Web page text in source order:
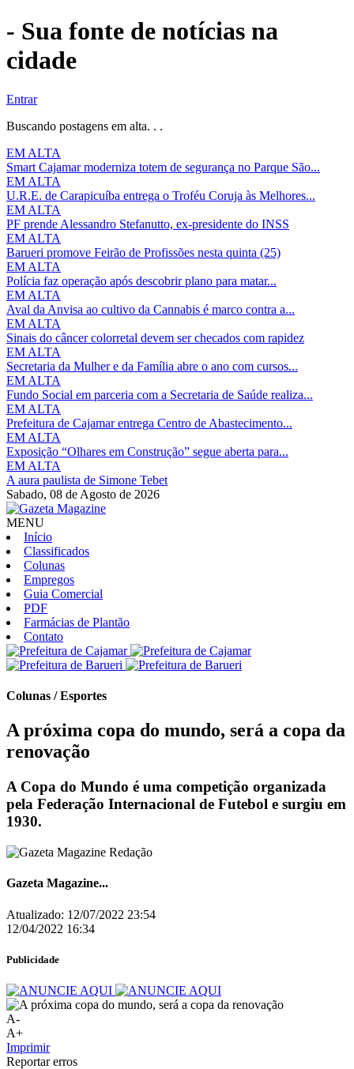
- Sua fonte de notícias na
cidade
Entrar
Buscando postagens em alta. . .
EM ALTA
Smart Cajamar moderniza totem de segurança no Parque São...
EM ALTA
U.R.E. de Carapicuíba entrega o Troféu Coruja às Melhores...
EM ALTA
PF prende Alessandro Stefanutto, ex-presidente do INSS
EM ALTA
Barueri promove Feirão de Profissões nesta quinta (25)
EM ALTA
Polícia faz operação após descobrir plano para matar...
EM ALTA
Aval da Anvisa ao cultivo da Cannabis é marco contra a...
EM ALTA
Sinais do câncer colorretal devem ser checados com rapidez
EM ALTA
Secretaria da Mulher e da Família abre o ano com cursos...
EM ALTA
Fundo Social em parceria com a Secretaria de Saúde realiza...
EM ALTA
Prefeitura de Cajamar entrega Centro de Abastecimento...
EM ALTA
Exposição “Olhares em Construção” segue aberta para...
EM ALTA
A aura paulista de Simone Tebet
Sabado, 08 de Agosto de 2026
MENU
Início
Classificados
Colunas
Empregos
Guia Comercial
PDF
Farmácias de Plantão
Contato
Colunas / Esportes
A próxima copa do mundo, será a copa da
renovação
A Copa do Mundo é uma competição organizada
pela Federação Internacional de Futebol e surgiu em
1930.
Gazeta Magazine...
Atualizado: 12/07/2022 23:54
12/04/2022 16:34
Publicidade
A-
A+
Imprimir
Reportar erros